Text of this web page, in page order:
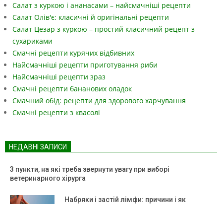
Салат з куркою і ананасами – найсмачніші рецепти
Салат Олів'є: класичні й оригінальні рецепти
Салат Цезар з куркою – простий класичний рецепт з
сухариками
Смачні рецепти курячих відбивних
Найсмачніші рецепти приготування риби
Найсмачніші рецепти зраз
Смачні рецепти бананових оладок
Смачний обід: рецепти для здорового харчування
Смачні рецепти з квасолі
НЕДАВНІ ЗАПИСИ
3 пункти, на які треба звернути увагу при виборі
ветеринарного хірурга
Набряки і застій лімфи: причини і як